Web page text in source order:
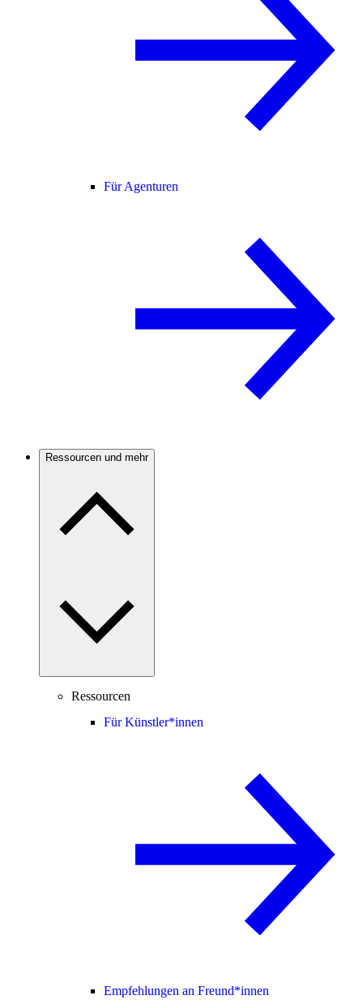
Für Agenturen
Ressourcen und mehr
Ressourcen
Für Künstler*innen
Empfehlungen an Freund*innen